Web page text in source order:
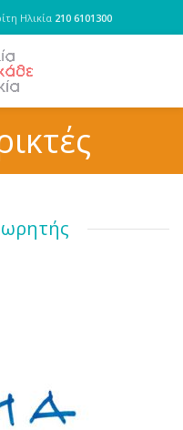
Ηλικία 210 6101300